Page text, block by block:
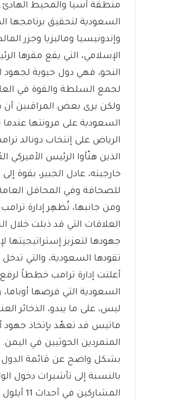
منطقة آسيا والمحيط الهادئ.
وإندونيسيا وماليزيا وجزر
الإسلامي، التي يقع مقرها
النحو، فهي دول حيوية
لجمع السلطة والقوة في
ولكن يرى بعض المراقبين
السعودية على مرونتها عندما
الرياض على إنتخاب دونالد
الذين هنّأوا الرئيس
خارجيته، عادل الجبير، بقوة
للصحافة وفي المحافل
ومن جانبها، تُظهِر إدارة
العلاقات التي قد ذبلت خلال
جهودها لتعزيز إستراتيجيتها
تقودها السعودية، والتي
أعلنت إدارة ترامب خططاً
السعودية التي فرضها
ليس، على ما يبدو، الذخائر
ماتيس قد تعهّد بإتخاذ جهود
المتمردين الحوثيين في
بشكل واضح عن قائمة الدول
المشاركين في أحداث 11 أيلول (سبتمبر) كانوا سعوديين.